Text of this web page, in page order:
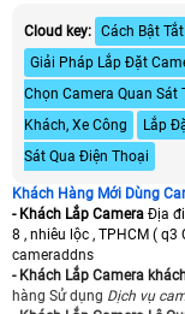
Cloud key: Cách Bật
Giải Pháp Lắp Đặt
Chọn Camera Quan Sát
Khách, Xe Công
Lắp
Sát Qua Điện Thoại
Khách Hàng Mới Dùng
- Khách Lắp Camera Địa
8 , nhiêu lộc , TPHCM ( q3
cameraddns
- Khách Lắp Camera
hàng Sử dụng Dịch vụ